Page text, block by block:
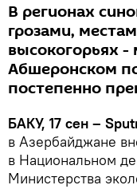
В регионах
грозами,
высокогорьях -
Абшеронском
постепенно
БАКУ, 17 сен –
в Азербайджане
в Национальном
Министерства